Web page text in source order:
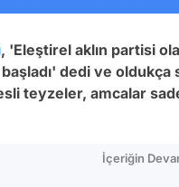
, 'Eleştirel aklın partisi
dedi ve oldukça
teyzeler, amcalar
İçeriğin